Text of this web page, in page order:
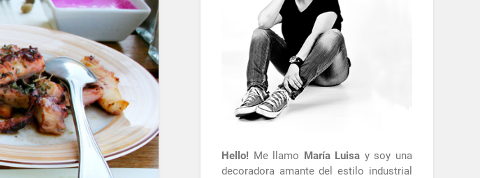
Hello! Me llamo María Luisa y soy una
decoradora amante del estilo industrial